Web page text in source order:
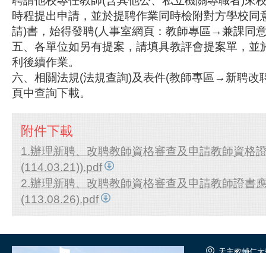
時程提出申請，並於提聘作業同時檢附對方學校同
請)書，始得發聘(人事室網頁：教師專區→兼課同
五、各單位如另有提案，請填具教評會提案單，並
利後續作業。
六、相關法規(法規查詢)及表件(教師專區→新聘改
頁中查詢下載。
附件下載
1.辦理新聘、改聘教師資格審查及申請教師資格
(114.03.21)).pdf
2.辦理新聘、改聘教師資格審查及申請教師證書
(113.08.26).pdf